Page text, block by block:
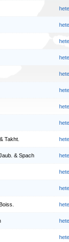
Takht.
& Spach